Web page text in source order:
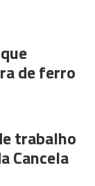
de ferro
trabalho
Cancela